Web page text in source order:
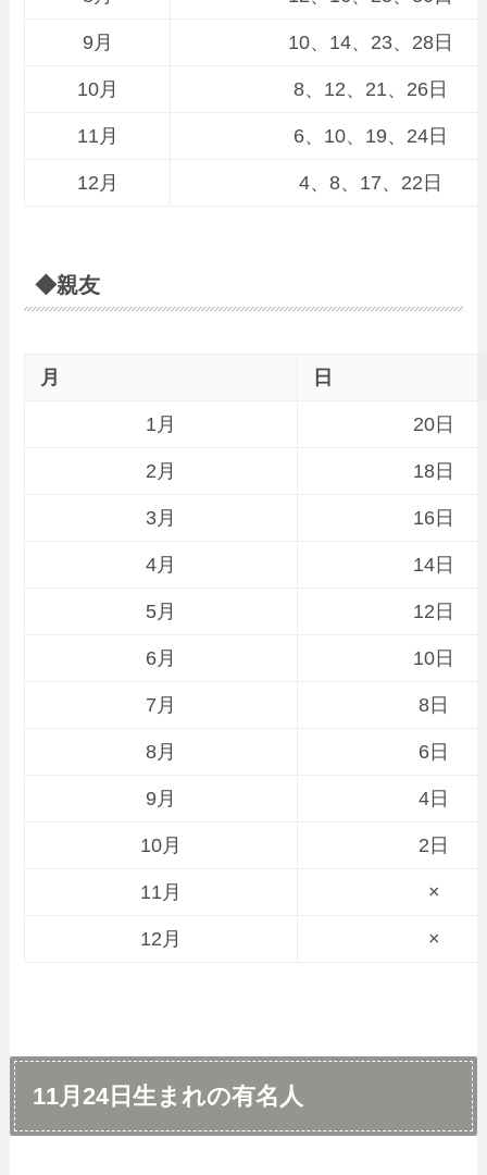
9月 10、14、23、28日
10月 8、12、21、26日
11月 6、10、19、24日
12月 4、8、17、22日
◆親友
月 日
1月 20日
2月 18日
3月 16日
4月 14日
5月 12日
6月 10日
7月 8日
8月 6日
9月 4日
10月 2日
11月 ×
12月 ×
11月24日生まれの有名人